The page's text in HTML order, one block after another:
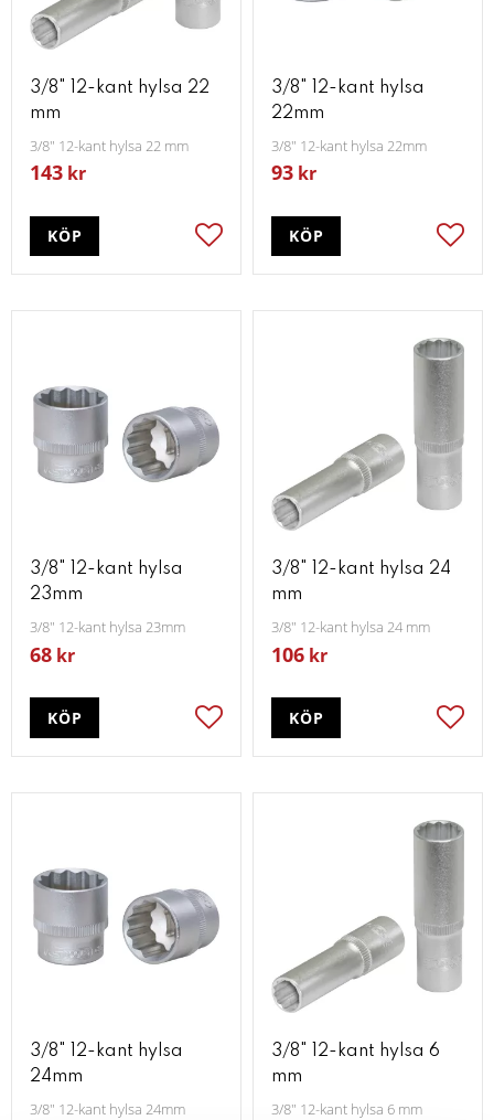
3/8" 12-kant hylsa 22
mm
3/8" 12-kant hylsa 22 mm
143 kr
Lägg till i favoriter
KÖP
3/8" 12-kant hylsa
22mm
3/8" 12-kant hylsa 22mm
93 kr
KÖP
3/8" 12-kant hylsa
23mm
3/8" 12-kant hylsa 23mm
68 kr
Lägg till i favoriter
KÖP
3/8" 12-kant hylsa 24
mm
3/8" 12-kant hylsa 24 mm
106 kr
KÖP
3/8" 12-kant hylsa
24mm
3/8" 12-kant hylsa 24mm
3/8" 12-kant hylsa 6
mm
3/8" 12-kant hylsa 6 mm